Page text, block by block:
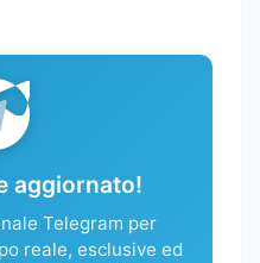
aggiornato!
Telegram per
reale, esclusive ed